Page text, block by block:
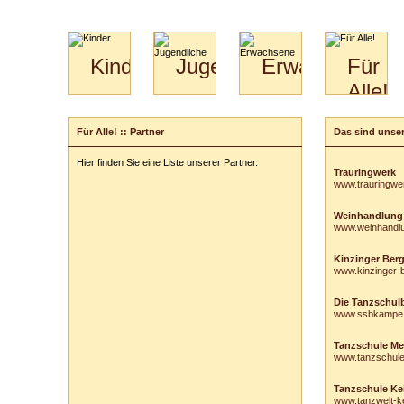
Kinder
Kids
&
Kiga-
Kids
JugendlicheErwachsene
Specials
Paare
Hochzeitstanzkurs
Für
Alle!
Bilder
Download
Video
Partner
Für Alle! :: Partner
Hier finden Sie eine Liste unserer Partner.
Das sind
Trauringwerk
Kinzinger
www.kinzinger-
Die
Tanzschule
Tanzschule
www.tanzwelt-